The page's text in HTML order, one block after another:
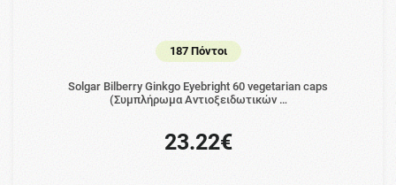
187 Πόντοι
Solgar Bilberry Ginkgo Eyebright 60 vegetarian caps
(Συμπλήρωμα Αντιοξειδωτικών …
23.22€